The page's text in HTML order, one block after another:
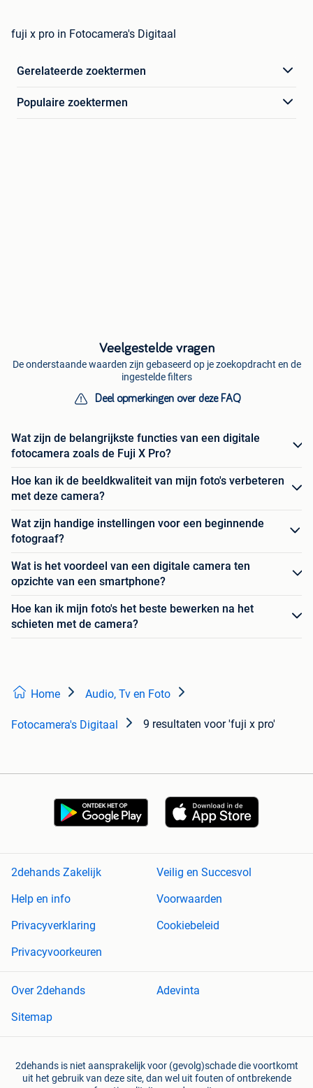
fuji x pro in Fotocamera's Digitaal
Gerelateerde zoektermen
Populaire zoektermen
Veelgestelde vragen
De onderstaande waarden zijn gebaseerd op je zoekopdracht en de
ingestelde filters
Deel opmerkingen over deze FAQ
Wat zijn de belangrijkste functies van een digitale
fotocamera zoals de Fuji X Pro?
Hoe kan ik de beeldkwaliteit van mijn foto's verbeteren
met deze camera?
Wat zijn handige instellingen voor een beginnende
fotograaf?
Wat is het voordeel van een digitale camera ten
opzichte van een smartphone?
Hoe kan ik mijn foto's het beste bewerken na het
schieten met de camera?
Home Audio, Tv en Foto
Fotocamera's Digitaal 9 resultaten voor 'fuji x pro'
2dehands Zakelijk
Veilig en Succesvol
Help en info
Voorwaarden
Privacyverklaring
Cookiebeleid
Privacyvoorkeuren
Over 2dehands
Adevinta
Sitemap
2dehands is niet aansprakelijk voor (gevolg)schade die voortkomt
uit het gebruik van deze site, dan wel uit fouten of ontbrekende